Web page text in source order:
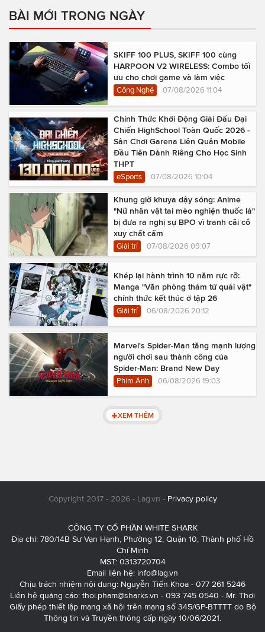
BÀI MỚI TRONG NGÀY
SKIFF 100 PLUS, SKIFF 100 cùng
HARPOON V2 WIRELESS: Combo tối
ưu cho chơi game và làm việc
Công Nghệ 07/08/2026 11:04
Chính Thức Khởi Động Giải Đấu Đại
Chiến HighSchool Toàn Quốc 2026 -
Sân Chơi Garena Liên Quân Mobile
Đầu Tiên Dành Riêng Cho Học Sinh
THPT
eSports 07/08/2026 10:04
Khung giờ khuya dậy sóng: Anime
"Nữ nhân vật tai mèo nghiện thuốc lá"
bị đưa ra nghị sự BPO vì tranh cãi cổ
xuy chất cấm
Giải trí 07/08/2026 09:07
Khép lại hành trình 10 năm rực rỡ:
Manga "Văn phòng thám tử quái vật"
chính thức kết thúc ở tập 26
Giải trí 06/08/2026 20:12
Marvel's Spider-Man tăng mạnh lượng
người chơi sau thành công của
Spider-Man: Brand New Day
Phim Ảnh 06/08/2026 19:03
XEM THÊM
Copyright 2017 - 2026 - Lag.vn - Privacy policy
CÔNG TY CỔ PHẦN WHITE SHARK
Địa chỉ: 780/14B Sư Vạn Hạnh, Phường 12, Quận 10, Thành phố Hồ
Chí Minh
MST: 0313720704
Email liên hệ: info@lag.vn
Chịu trách nhiệm nội dung: Nguyễn Tiến Khoa - 077 261 5246
Liên hệ quảng cáo: thoi.pham@sharks.vn - 093 745 0540 - Mr. Thơi
Giấy phép thiết lập mạng xã hội trên mạng số 345/GP-BTTTT do Bộ
Thông tin và Truyền thông cấp ngày 10/06/2021.